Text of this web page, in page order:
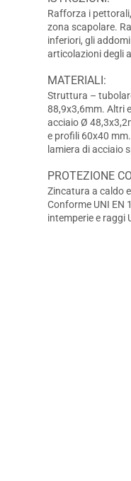
Rafforza i
zona scapolare.
inferiori, gli
articolazioni degli
MATERIALI:
Struttura –
88,9x3,6mm. Altri
acciaio Ø
e profili 60x40
lamiera di acciaio
PROTEZIONE
Zincatura a caldo
Conforme UNI EN
intemperie e raggi